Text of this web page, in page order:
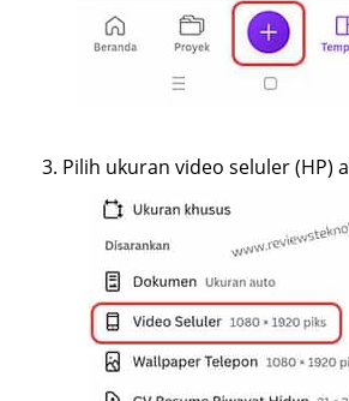
3. Pilih ukuran video seluler (HP)